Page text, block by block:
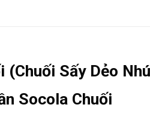
(Chuối Sấy Dẻo
Socola Chuối